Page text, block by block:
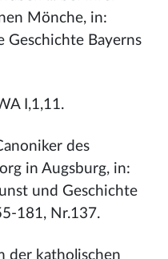
Mönche, in:
Geschichte Bayerns
I,1,11.
des
in Augsburg, in:
und Geschichte
181, Nr.137.
der katholischen